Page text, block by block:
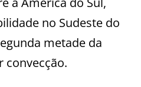
no Sudeste do
metade da
convecção.